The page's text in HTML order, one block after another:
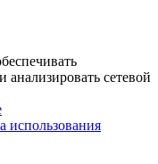
сетевой
использования